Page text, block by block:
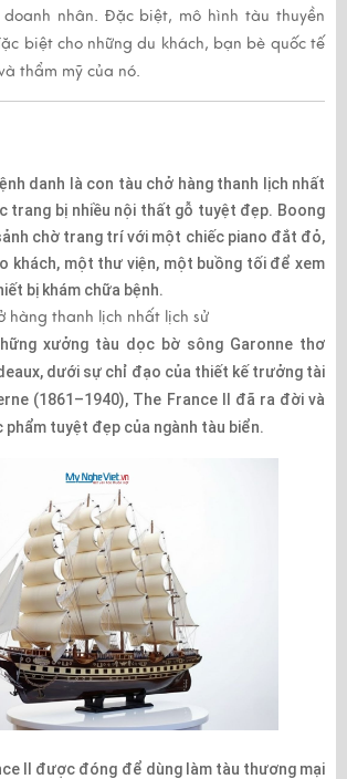
nhân. Đặc biệt, mô hình tàu thuyền
biệt cho những du khách, bạn bè quốc tế
thẩm mỹ của nó.
danh là con tàu chở hàng thanh lịch nhất
trang bị nhiều nội thất gỗ tuyệt đẹp. Boong
chờ trang trí với một chiếc piano đắt đỏ,
khách, một thư viện, một buồng tối để xem
bị khám chữa bệnh.
hàng thanh lịch nhất lịch sử
xưởng tàu dọc bờ sông Garonne thơ
dưới sự chỉ đạo của thiết kế trưởng tài
(1861–1940), The France II đã ra đời và
tuyệt đẹp của ngành tàu biển.
II được đóng để dùng làm tàu thương mại